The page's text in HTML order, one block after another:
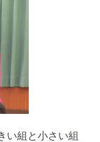
い組と小さい組